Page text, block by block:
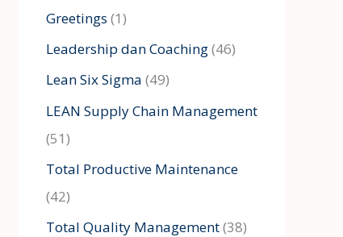
Greetings (1)
Leadership dan Coaching(46)
Lean Six Sigma (49)
LEAN Supply Chain Management
(51)
Total Productive Maintenance
(42)
Total Quality Management(38)